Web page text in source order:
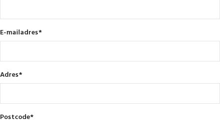
E-mailadres*
Adres*
Postcode*